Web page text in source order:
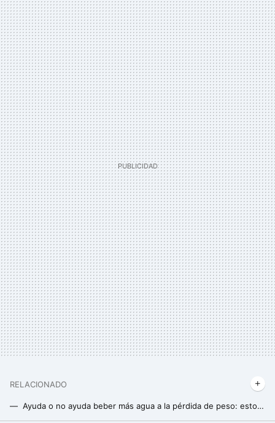
RELACIONADO
Ayuda o no ayuda beber más agua a la pérdida de peso: esto es lo que dice la ciencia